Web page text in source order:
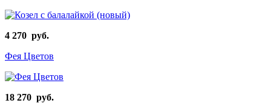
4 270 руб.
Фея Цветов
18 270 руб.